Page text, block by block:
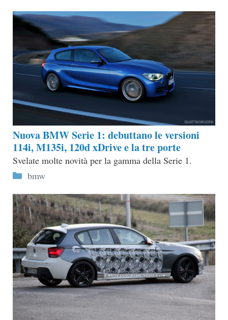
Nuova BMW Serie 1: debuttano le versioni
114i, M135i, 120d xDrive e la tre porte
Svelate molte novità per la gamma della Serie 1.
Categorie
bmw